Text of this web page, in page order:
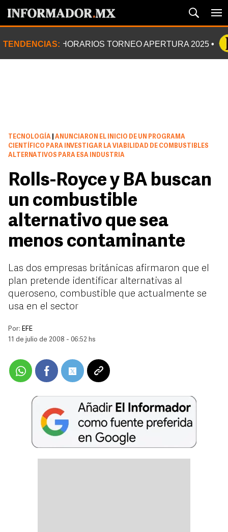
TENDENCIAS: HORARIOS TORNEO APERTURA 2025
TECNOLOGÍA
ANUNCIARON EL INICIO DE UN PROGRAMA
CIENTÍFICO PARA INVESTIGAR LA VIABILIDAD DE COMBUSTIBLES
ALTERNATIVOS PARA ESA INDUSTRIA
Rolls-Royce y BA buscan
un combustible
alternativo que sea
menos contaminante
Las dos empresas británicas afirmaron que el
plan pretende identificar alternativas al
queroseno, combustible que actualmente se
usa en el sector
Por: EFE
11 de julio de 2008 - 06:52 hs